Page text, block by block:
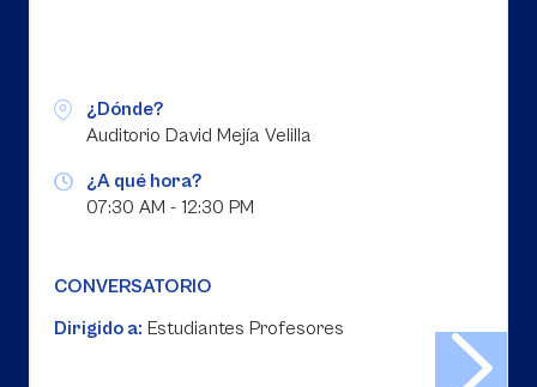
¿Dónde?
Auditorio David Mejía Velilla
¿A qué hora?
07:30 AM - 12:30 PM
CONVERSATORIO
Dirigido a: Estudiantes Profesores